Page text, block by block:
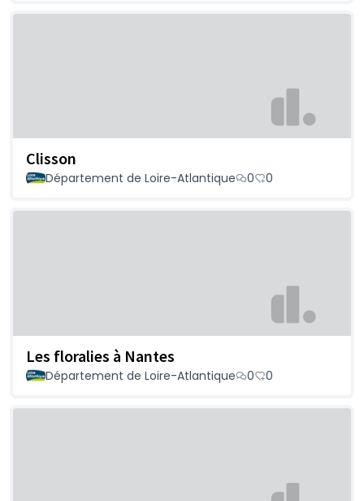
Clisson
Département de Loire-Atlantique 0 0
Les floralies à Nantes
Département de Loire-Atlantique 0 0